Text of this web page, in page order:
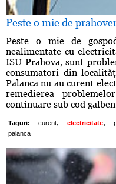
Peste o mie de
Peste o mie de
nealimentate cu
ISU Prahova, sunt
consumatori din
Palanca nu au curent
remedierea
continuare sub cod
Taguri: curent, electricitate,
palanca